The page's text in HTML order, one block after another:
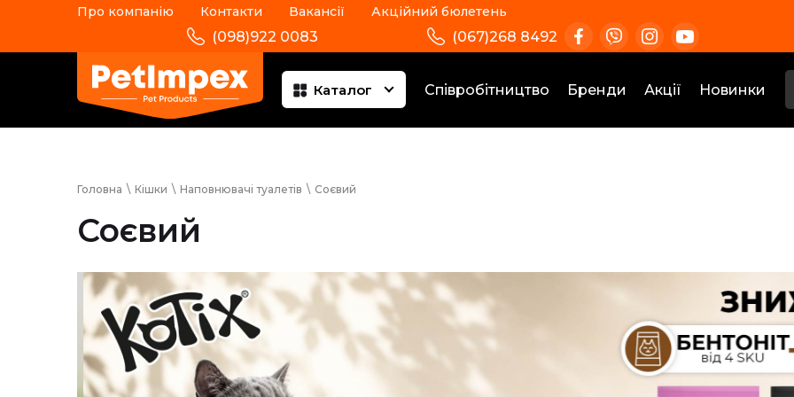
Про компанію Контакти Вакансії Акційний бюлетень
(098)922 0083 (067)268 8492
Каталог Співробітництво Бренди Акції Новинки
Головна \ Кішки \ Наповнювачі туалетів \ Соєвий
Соєвий